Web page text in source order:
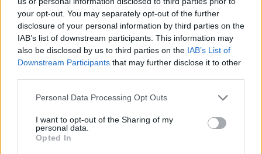
your opt-out. You may separately opt-out of the further
disclosure of your personal information by third parties on the
IAB’s list of downstream participants. This information may
also be disclosed by us to third parties on the IAB’s List of
Downstream Participants that may further disclose it to other
Personal Data Processing Opt Outs
I want to opt-out of the Sharing of my
personal data.
Opted In
Katso myös:Real Madrid veti lopussa maton Bayernin jalkojen
alta – semifinaali kääntyi Bayern-vahti Manuel Neuerin
kämmistä